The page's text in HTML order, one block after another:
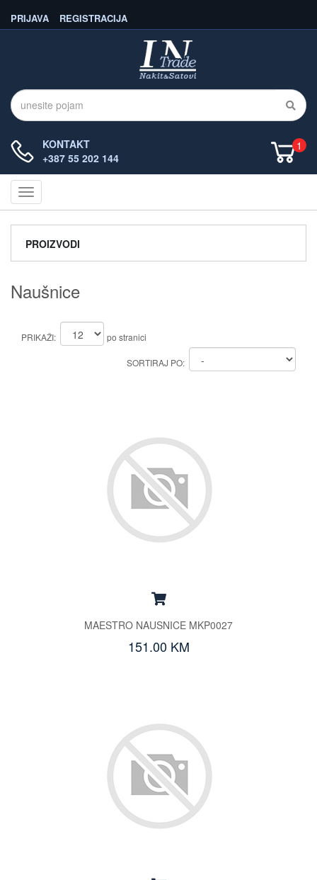
REGISTRACIJA
PRIJAVA
KONTAKT
+387 55 202 144
1
Navigacija
PROIZVODI
Naušnice
PRIKAŽI: po stranici
SORTIRAJ PO:
MAESTRO NAUSNICE MKP0027
151.00 KM